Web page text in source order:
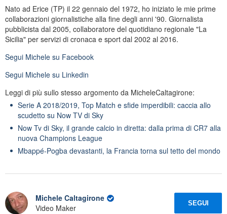
Nato ad Erice (TP) il 22 gennaio del 1972, ho iniziato le mie prime
collaborazioni giornalistiche alla fine degli anni '90. Giornalista
pubblicista dal 2005, collaboratore del quotidiano regionale "La
Sicilia" per servizi di cronaca e sport dal 2002 al 2016.
Segui Michele su Facebook
Segui Michele su Linkedin
Leggi di più sullo stesso argomento da MicheleCaltagirone:
Serie A 2018/2019, Top Match e sfide imperdibili: caccia allo
scudetto su Now TV di Sky
Now Tv di Sky, il grande calcio in diretta: dalla prima di CR7 alla
nuova Champions League
Mbappé-Pogba devastanti, la Francia torna sul tetto del mondo
Michele Caltagirone
Video Maker
SEGUI